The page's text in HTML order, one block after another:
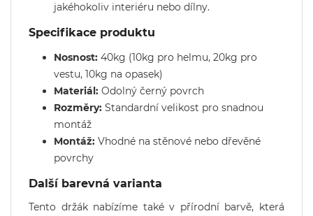
jakéhokoliv interiéru nebo dílny.
Specifikace produktu
Nosnost: 40kg (10kg pro helmu, 20kg pro
vestu, 10kg na opasek)
Materiál: Odolný černý povrch
Rozměry: Standardní velikost pro snadnou
montáž
Montáž: Vhodné na stěnové nebo dřevěné
povrchy
Další barevná varianta
Tento držák nabízíme také v přírodní barvě, která